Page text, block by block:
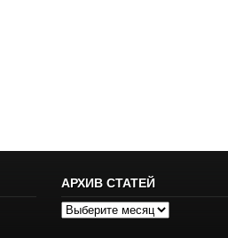
АРХИВ СТАТЕЙ
Архив